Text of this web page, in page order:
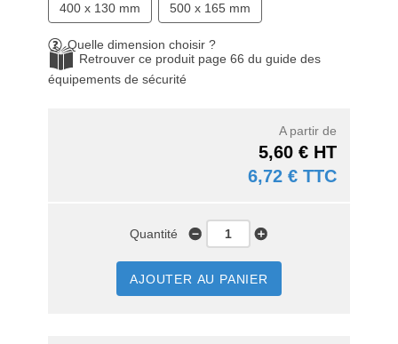
400 x 130 mm 500 x 165 mm
Quelle dimension choisir ?
Retrouver ce produit page 66 du guide des
équipements de sécurité
A partir de
5,60 € HT
6,72 € TTC
Quantité
AJOUTER AU PANIER